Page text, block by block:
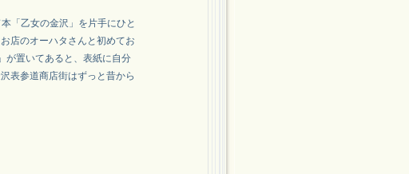
「乙女の金沢」を片手にひと
店のオーハタさんと初めてお
が置いてあると、表紙に自分
表参道商店街はずっと昔から